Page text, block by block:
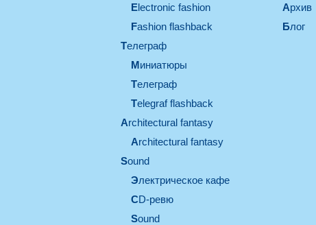
electronic fashion
Fashion flashback
телеграф
миниатюры
телеграф
Telegraf flashback
architectural fantasy
architectural fantasy
sound
электрическое кафе
CD-ревю
sound
Архив
Блог